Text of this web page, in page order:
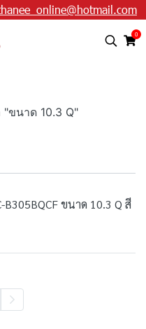
0
ขนาด 10.3 Q"
ขนาด 10.3 Q สี